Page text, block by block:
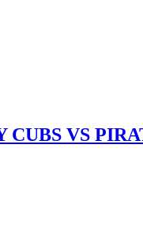
CUBS VS